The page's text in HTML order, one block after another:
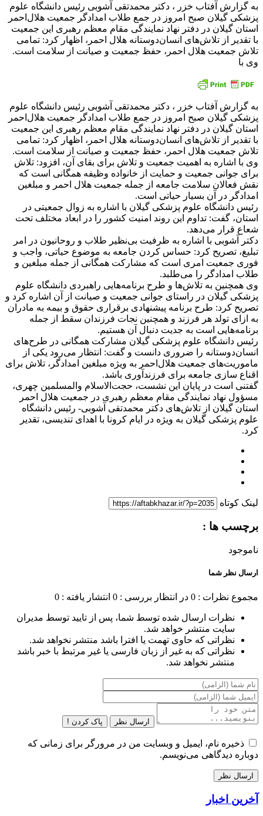
به گزارش آفتاب خزر ، دکتر محمدتقی آشوبی رئیس دانشگاه علوم
پزشکی گیلان صبح امروز در جمع طلاب امدادگر جمعیت هلال‌احمر
استان گیلان در دفتر نهاد نمایندگی مقام معظم رهبری این جمعیت
با تقدیر از تلاش‌های انسان‌دوستانه هلال احمر، اظهار کرد: تمامی
تلاش جمعیت هلال احمر، حفظ جمعیت و صیانت از سلامت است.
وی با
به گزارش آفتاب خزر ، دکتر محمدتقی آشوبی رئیس دانشگاه علوم
پزشکی گیلان صبح امروز در جمع طلاب امدادگر جمعیت هلال‌احمر
استان گیلان در دفتر نهاد نمایندگی مقام معظم رهبری این جمعیت
با تقدیر از تلاش‌های انسان‌دوستانه هلال احمر، اظهار کرد: تمامی
تلاش جمعیت هلال احمر، حفظ جمعیت و صیانت از سلامت است.
وی با اشاره به اهمیت جمعیت و تلاش برای بقای آن، افزود: تلاش
برای جوانی جمعیت و حمایت از خانواده وظیفه همگانی است که
نقش فعالان سلامت جامعه از جمله جمعیت هلال احمر و مبلغین
امدادگر در آن بسیار حیاتی است.
رئیس دانشگاه علوم پزشکی گیلان با اشاره به زوال جمعیتی در
استان، گفت: تداوم این روند امنیت کشور را در ابعاد مختلف تحت
شعاع قرار می‌دهد.
دکتر آشوبی با اشاره به ظرفیت بی‌نظیر طلاب و روحانیون در امر
تبلیغ، تصریح کرد: حساس کردن جامعه به موضوع حیاتی، واجب و
فوری جمعیت امری است که مشارکت همگانی از جمله مبلغین و
طلاب امدادگر را می‌طلبد.
وی همچنین به تلاش‌ها و طرح برنامه‌هایی راهبردی دانشگاه علوم
پزشکی گیلان در راستای جوانی جمعیت و صیانت از آن اشاره کرد و
تصریح کرد: طرح برنامه پیشنهادی برقراری حقوق و بیمه به مادران
به ازای تولد هر فرزند و همچنین نجات فرزندان سقط از جمله
برنامه‌هایی است به جدیت دنبال آن هستیم.
رئیس دانشگاه علوم پزشکی گیلان مشارکت همگانی در طرح‌های
انسان‌دوستانه را ضروری دانست و گفت: انتظار می‌رود یکی از
ماموریت‌های جمعیت هلال‌احمر به ویژه مبلغین امدادگر، تلاش برای
اقناع سازی جامعه برای فرزندآوری باشد.
گفتنی است در پایان این نشست، حجت‌الاسلام والمسلمین چهری،
مسؤول نهاد نمایندگی مقام معظم رهبری در جمعیت هلال احمر
استان گیلان از تلاش‌های دکتر محمدتقی آشوبی- رئیس دانشگاه
علوم پزشکی گیلان به ویژه در ایام کرونا با اهدای تندیسی، تقدیر
کرد.
لینک کوتاه
برچسب ها :
ناموجود
ارسال نظر شما
مجموع نظرات : 0 در انتظار بررسی : 0 انتشار یافته : 0
نظرات ارسال شده توسط شما، پس از تایید توسط مدیران
سایت منتشر خواهد شد.
نظراتی که حاوی تهمت یا افترا باشد منتشر نخواهد شد.
نظراتی که به غیر از زبان فارسی یا غیر مرتبط با خبر باشد
منتشر نخواهد شد.
ارسال نظر پاک کردن !
ذخیره نام، ایمیل و وبسایت من در مرورگر برای زمانی که
دوباره دیدگاهی می‌نویسم.
آخرین اخبار